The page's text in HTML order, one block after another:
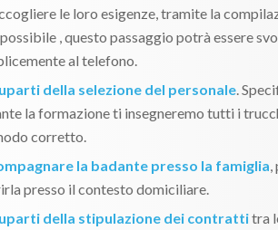
le loro esigenze, tramite la
, questo passaggio potrà essere
al telefono.
della selezione del personale.
la formazione ti insegneremo tutti i
corretto.
la badante presso la famiglia,
presso il contesto domiciliare.
della stipulazione dei contrattitra